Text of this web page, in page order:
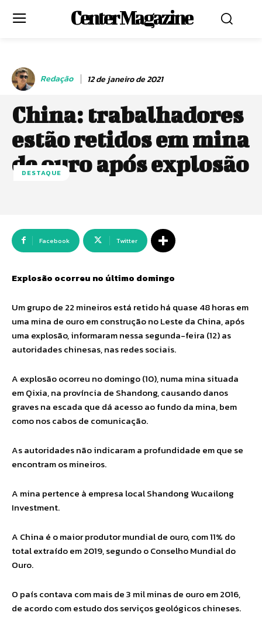
Center Magazine
Redação 12 de janeiro de 2021
China: trabalhadores
estão retidos em mina
de ouro após explosão
DESTAQUE
Facebook Twitter
Explosão ocorreu no último domingo
Um grupo de 22 mineiros está retido há quase 48 horas em
uma mina de ouro em construção no Leste da China, após
uma explosão, informaram nessa segunda-feira (12) as
autoridades chinesas, nas redes sociais.
A explosão ocorreu no domingo (10), numa mina situada
em Qixia, na província de Shandong, causando danos
graves na escada que dá acesso ao fundo da mina, bem
como nos cabos de comunicação.
As autoridades não indicaram a profundidade em que se
encontram os mineiros.
A mina pertence à empresa local Shandong Wucailong
Investment.
A China é o maior produtor mundial de ouro, com 11% do
total extraído em 2019, segundo o Conselho Mundial do
Ouro.
O país contava com mais de 3 mil minas de ouro em 2016,
de acordo com estudo dos serviços geológicos chineses.